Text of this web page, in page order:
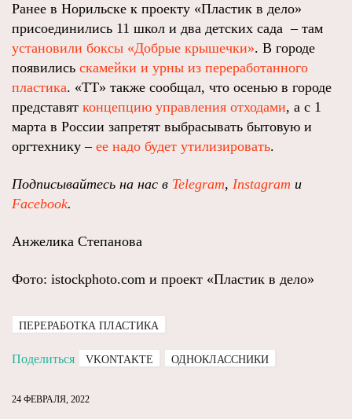
Ранее в Норильске к проекту «Пластик в дело»
присоединились 11 школ и два детских сада – там
установили боксы «Добрые крышечки». В городе
появились скамейки и урны из переработанного
пластика. «ТТ» также сообщал, что осенью в городе
представят концепцию управления отходами, а с 1
марта в России запретят выбрасывать бытовую и
оргтехнику – ее надо будет утилизировать.
Подписывайтесь на нас в Telegram, Instagram и
Facebook.
Анжелика Степанова
Фото: istockphoto.com и проект «Пластик в дело»
ПЕРЕРАБОТКА ПЛАСТИКА
Поделиться VKONTAKTE ОДНОКЛАССНИКИ
24 ФЕВРАЛЯ, 2022